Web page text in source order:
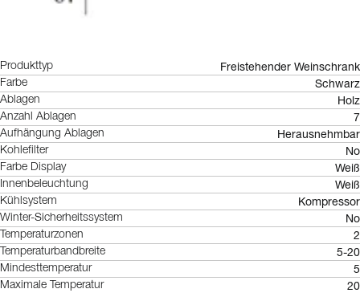
Produkttyp Freistehender Weinschrank
Farbe Schwarz
Ablagen Holz
Anzahl Ablagen 7
Aufhängung Ablagen Herausnehmbar
Kohlefilter No
Farbe Display Weiß
Innenbeleuchtung Weiß
Kühlsystem Kompressor
Winter-Sicherheitssystem No
Temperaturzonen 2
Temperaturbandbreite 5-20
Mindesttemperatur 5
Maximale Temperatur 20